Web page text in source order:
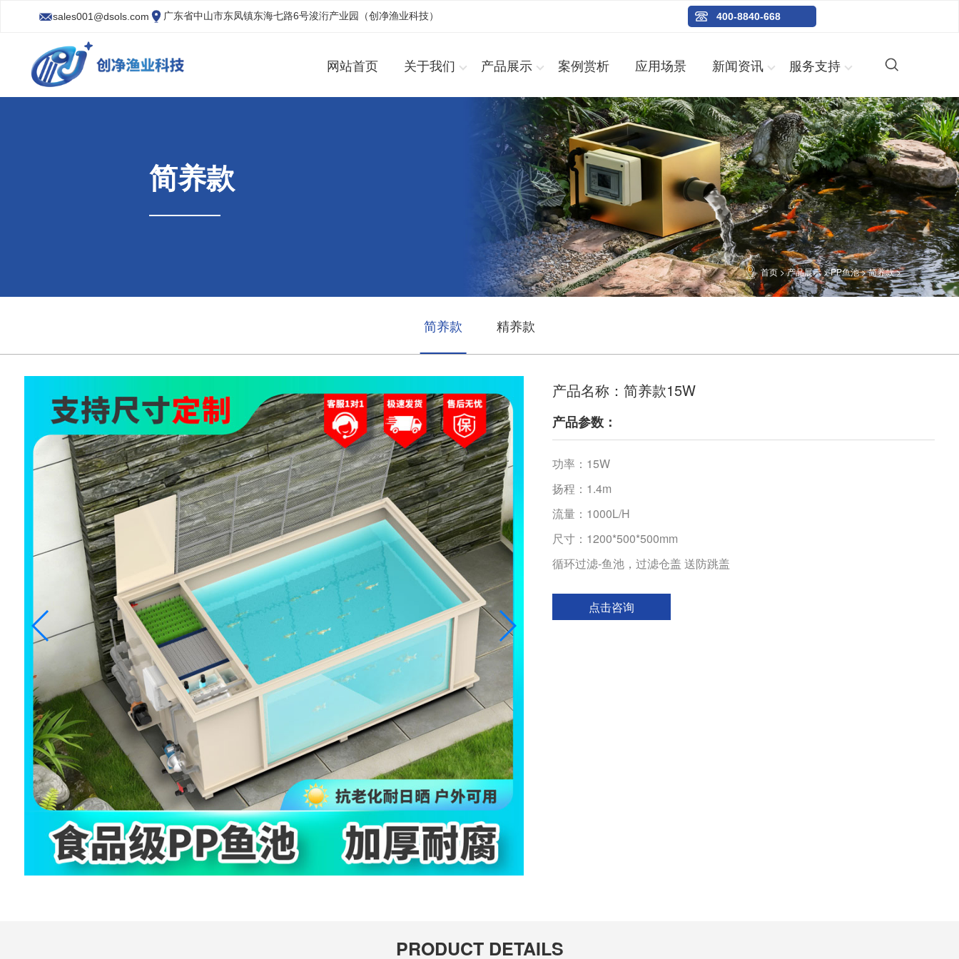
sales001@dsols.com 广东省中山市东凤镇东海七路6号浚洐产业园（创净渔业科技） 400-8840-668
网站首页 关于我们 产品展示 案例赏析 应用场景 新闻资讯 服务支持
简养款
首页>产品展示>PP鱼池>简养款>
简养款 精养款
产品名称：简养款15W
产品参数：
功率：15W
扬程：1.4m
流量：1000L/H
尺寸：1200*500*500mm
循环过滤-鱼池，过滤仓盖 送防跳盖
点击咨询
PRODUCT DETAILS